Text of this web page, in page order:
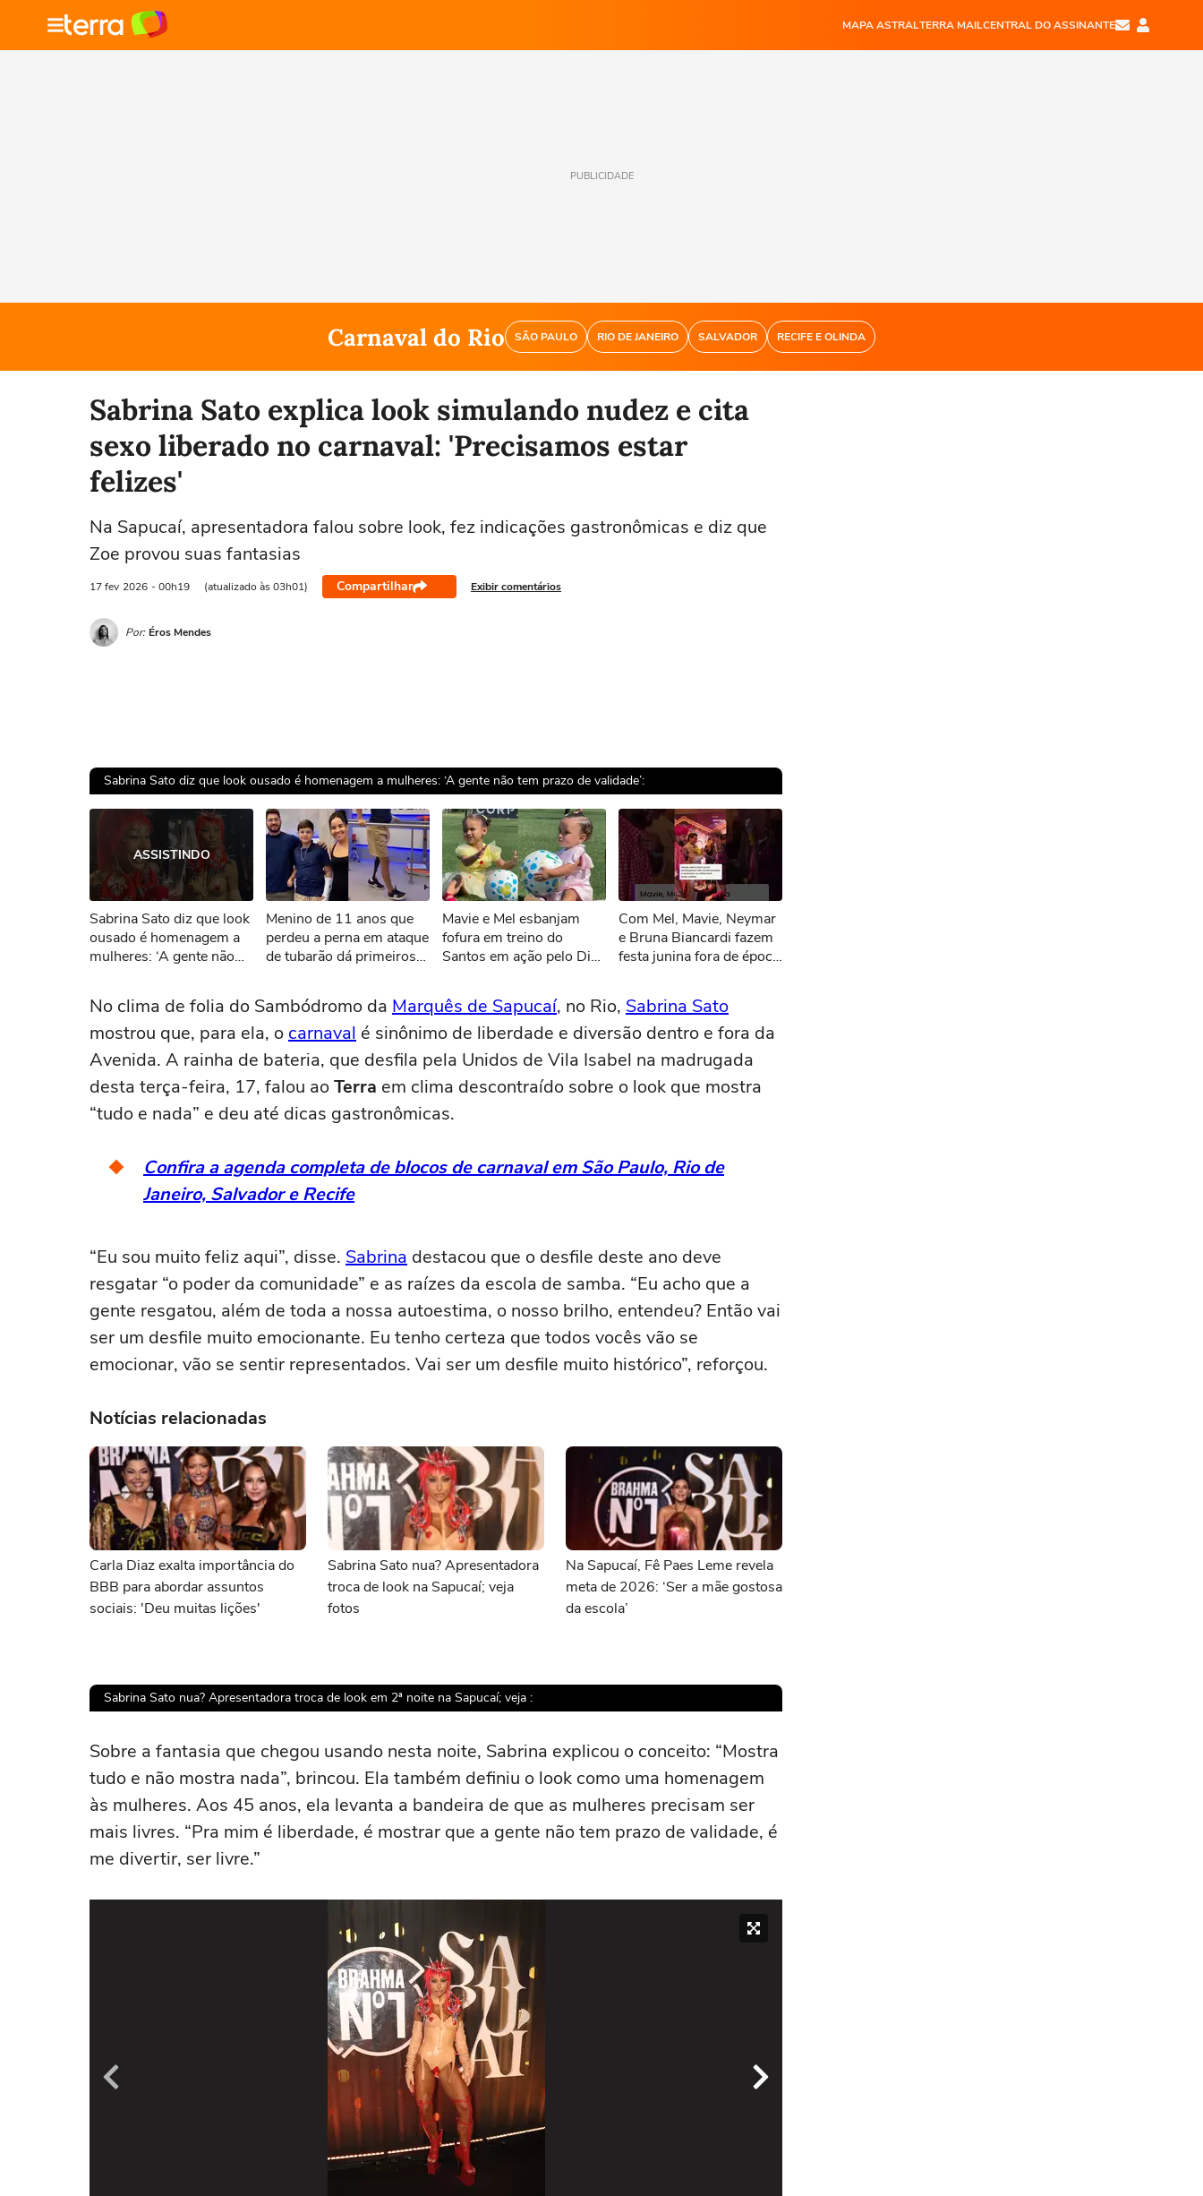
MAPA ASTRALTERRA MAILCENTRAL DO ASSINANTE
PUBLICIDADE
Carnaval do Rio SÃO PAULO RIO DE JANEIRO SALVADOR RECIFE E OLINDA
Sabrina Sato explica look simulando nudez e cita
sexo liberado no carnaval: 'Precisamos estar
felizes'
Na Sapucaí, apresentadora falou sobre look, fez indicações gastronômicas e diz que
Zoe provou suas fantasias
17 fev 2026 - 00h19 (atualizado às 03h01) Compartilhar Exibir comentários
Por: Éros Mendes
Sabrina Sato diz que look ousado é homenagem a mulheres: ‘A gente não tem prazo de validade’:
Ops!
Não foi possível reproduzir o vídeo
Tentar novamente
ASSISTINDO
Sabrina Sato diz que look
ousado é homenagem a
mulheres: ‘A gente não
Menino de 11 anos que
perdeu a perna em ataque
de tubarão dá primeiros
Mavie e Mel esbanjam
fofura em treino do
Santos em ação pelo Dia
Com Mel, Mavie, Neymar
e Bruna Biancardi fazem
festa junina fora de época
No clima de folia do Sambódromo da Marquês de Sapucaí, no Rio, Sabrina Sato
mostrou que, para ela, o carnaval é sinônimo de liberdade e diversão dentro e fora da
Avenida. A rainha de bateria, que desfila pela Unidos de Vila Isabel na madrugada
desta terça-feira, 17, falou aoTerra em clima descontraído sobre o look que mostra
“tudo e nada” e deu até dicas gastronômicas.
Confira a agenda completa de blocos de carnaval em São Paulo, Rio de
Janeiro, Salvador e Recife
“Eu sou muito feliz aqui”, disse. Sabrina destacou que o desfile deste ano deve
resgatar “o poder da comunidade” e as raízes da escola de samba. “Eu acho que a
gente resgatou, além de toda a nossa autoestima, o nosso brilho, entendeu? Então vai
ser um desfile muito emocionante. Eu tenho certeza que todos vocês vão se
emocionar, vão se sentir representados. Vai ser um desfile muito histórico”, reforçou.
Notícias relacionadas
Carla Diaz exalta importância do
BBB para abordar assuntos
sociais: 'Deu muitas lições'
Sabrina Sato nua? Apresentadora
troca de look na Sapucaí; veja
fotos
Na Sapucaí, Fê Paes Leme revela
meta de 2026: ‘Ser a mãe gostosa
da escola’
Sabrina Sato nua? Apresentadora troca de look em 2ª noite na Sapucaí; veja :
Ops!
Tentar novamente
Sobre a fantasia que chegou usando nesta noite, Sabrina explicou o conceito: “Mostra
tudo e não mostra nada”, brincou. Ela também definiu o look como uma homenagem
às mulheres. Aos 45 anos, ela levanta a bandeira de que as mulheres precisam ser
mais livres. “Pra mim é liberdade, é mostrar que a gente não tem prazo de validade, é
me divertir, ser livre.”